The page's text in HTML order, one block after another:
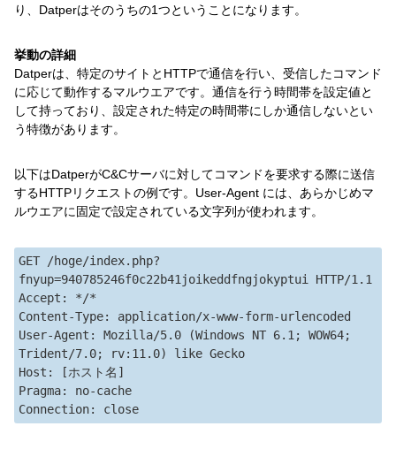
り、Datperはそのうちの1つということになります。
挙動の詳細
Datperは、特定のサイトとHTTPで通信を行い、受信したコマンド
に応じて動作するマルウエアです。通信を行う時間帯を設定値と
して持っており、設定された特定の時間帯にしか通信しないとい
う特徴があります。
以下はDatperがC&Cサーバに対してコマンドを要求する際に送信
するHTTPリクエストの例です。User-Agent には、あらかじめマ
ルウエアに固定で設定されている文字列が使われます。
GET /hoge/index.php?
fnyup=940785246f0c22b41joikeddfngjokyptui HTTP/1.1
Accept: */*
Content-Type: application/x-www-form-urlencoded
User-Agent: Mozilla/5.0 (Windows NT 6.1; WOW64;
Trident/7.0; rv:11.0) like Gecko
Host: [ホスト名]
Pragma: no-cache